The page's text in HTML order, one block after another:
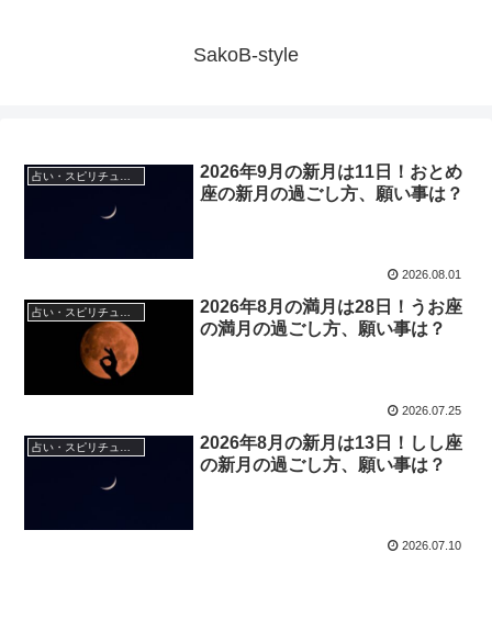
SakoB-style
2026年9月の新月は11日！おとめ
座の新月の過ごし方、願い事は？
2026.08.01
2026年8月の満月は28日！うお座
の満月の過ごし方、願い事は？
2026.07.25
占い・スピリチュアル
2026年8月の新月は13日！しし座
の新月の過ごし方、願い事は？
2026.07.10